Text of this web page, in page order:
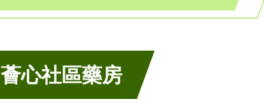
薈心社區藥房